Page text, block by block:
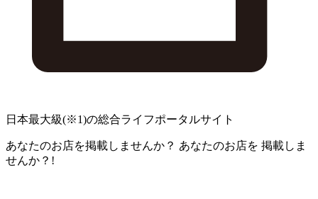
日本最大級(※1)の総合ライフポータルサイト
あなたのお店を掲載しませんか？ あなたのお店を 掲載しま
せんか？!